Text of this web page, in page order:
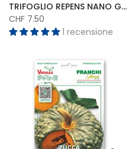
TRIFOGLIO REPENS NANO GR 250
CHF 7.50
1 recensione